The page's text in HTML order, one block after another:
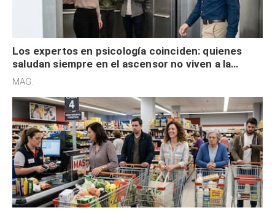
Los expertos en psicología coinciden: quienes
saludan siempre en el ascensor no viven a la
defensiva y tienen apertura social
MAG.